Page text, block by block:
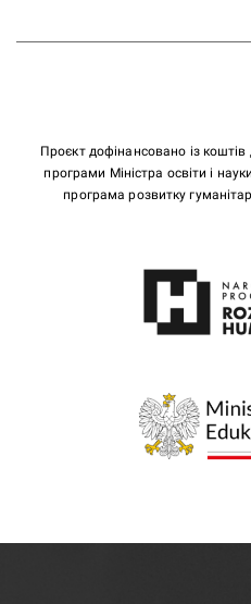
Проєкт дофінансовано із
програми Міністра освіти і
програма розвитку